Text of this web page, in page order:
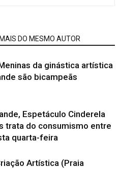
MAIS DO MESMO AUTOR
da ginástica artística
são bicampeãs
Espetáculo Cinderela
trata do consumismo entre
quarta-feira
Artística (Praia